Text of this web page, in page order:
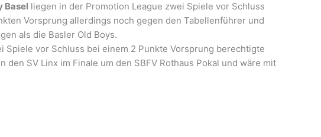
Basel liegen in der Promotion League zwei Spiele vor Schluss
Vorsprung allerdings noch gegen den Tabellenführer und
als die Basler Old Boys.
vor Schluss bei einem 2 Punkte Vorsprung berechtigte
SV Linx im Finale um den SBFV Rothaus Pokal und wäre mit